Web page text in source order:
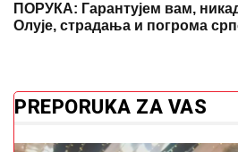
ПОРУКА: Гарантујем вам,
Олује, страдања и погрома
PREPORUKA ZA VAS